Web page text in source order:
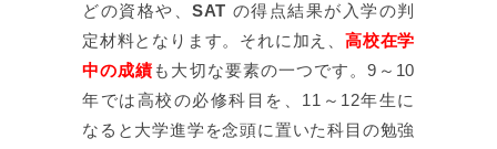
どの資格や、SAT の得点結果が入学の判
定材料となります。それに加え、 高校在学
中の成績も大切な要素の一つです。9～10
年では高校の必修科目を、11～12年生に
なると大学進学を念頭に置いた科目の勉強